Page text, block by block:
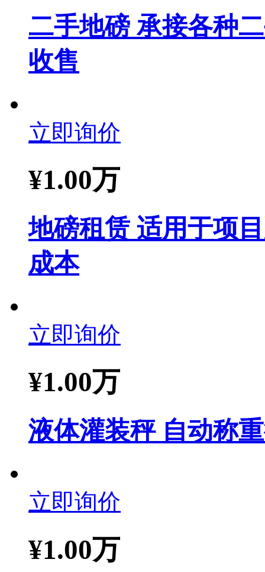
二手地磅 承接各种
收售
立即询价
¥1.00万
地磅租赁 适用于项
成本
立即询价
¥1.00万
液体灌装秤 自动称
立即询价
¥1.00万